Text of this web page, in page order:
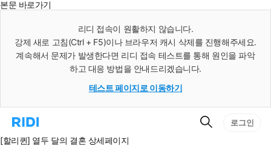
본문 바로가기
리디 접속이 원활하지 않습니다.
강제 새로 고침(Ctrl + F5)이나 브라우저 캐시 삭제를 진행해주세요.
계속해서 문제가 발생한다면 리디 접속 테스트를 통해 원인을 파악
하고 대응 방법을 안내드리겠습니다.
테스트 페이지로 이동하기
리
홈
검
로그인
[할리퀸] 열두 달의 결혼 상세페이지